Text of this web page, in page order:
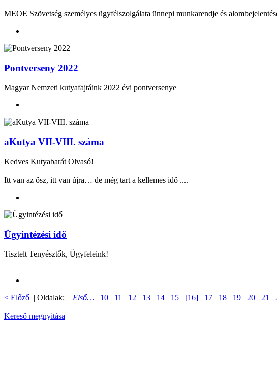
MEOE Szövetség személyes ügyfélszolgálata ünnepi munkarendje és
Pontverseny 2022
Magyar Nemzeti kutyafajtáink 2022 évi pontversenye
aKutya VII-VIII. száma
Kedves Kutyabarát Olvasó!
Itt van az ősz, itt van újra… de még tart a kellemes idő ....
Ügyintézési idő
Tisztelt Tenyésztők, Ügyfeleink!
< Előző | Oldalak: Első… 10 11 12 13 14 15 [16] 17 18 19 20 21
Kereső megnyitása